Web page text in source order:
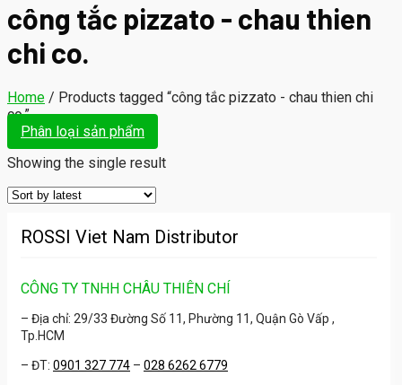
công tắc pizzato - chau thien
chi co.
Home / Products tagged “công tắc pizzato - chau thien chi
co.”
Phân loại sản phẩm
Showing the single result
ROSSI Viet Nam Distributor
CÔNG TY TNHH CHÂU THIÊN CHÍ
– Địa chỉ: 29/33 Đường Số 11, Phường 11, Quận Gò Vấp ,
Tp.HCM
– ĐT: 0901 327 774 – 028 6262 6779